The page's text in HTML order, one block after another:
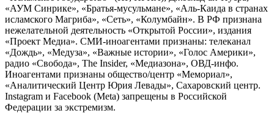
«АУМ Синрике», «Братья-мусульмане», «Аль-Каида в странах
исламского Магриба», «Сеть», «Колумбайн». В РФ признана
нежелательной деятельность «Открытой России», издания
«Проект Медиа». СМИ-иноагентами признаны: телеканал
«Дождь», «Медуза», «Важные истории», «Голос Америки»,
радио «Свобода», The Insider, «Медиазона», ОВД-инфо.
Иноагентами признаны общество/центр «Мемориал»,
«Аналитический Центр Юрия Левады», Сахаровский центр.
Instagram и Facebook (Metа) запрещены в Российской
Федерации за экстремизм.